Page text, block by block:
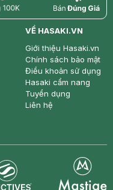
price
VỀ HASAKI.VN
Giới thiệu Hasaki.vn
Chính sách bảo mật
Điều khoản sử dụng
Hasaki cẩm nang
Tuyển dụng
Liên hệ